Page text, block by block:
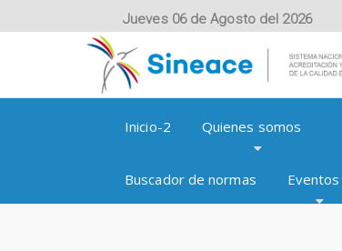
Jueves 06 de Agosto del 2026
Inicio-2 Quienes somos
Buscador de normas Eventos